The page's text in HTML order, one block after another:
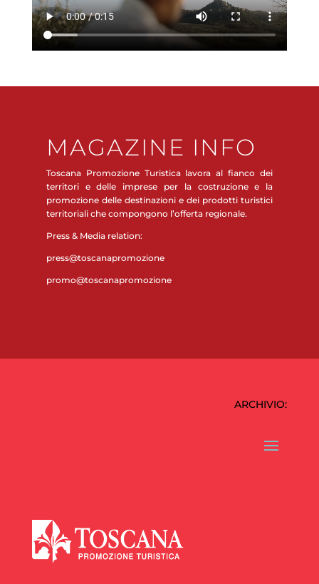
MAGAZINE INFO
Toscana Promozione Turistica lavora al fianco dei
territori e delle imprese per la costruzione e la
promozione delle destinazioni e dei prodotti turistici
territoriali che compongono l’offerta regionale.
Press & Media relation:
press@toscanapromozione
promo@toscanapromozione
ARCHIVIO: